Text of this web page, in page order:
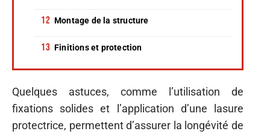
Montage de la structure
Finitions et protection
Quelques astuces, comme l’utilisation de
fixations solides et l’application d’une lasure
protectrice, permettent d’assurer la longévité de